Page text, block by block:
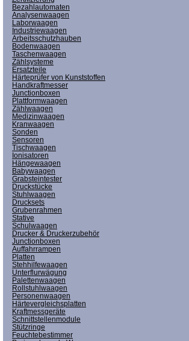
Bezahlautomaten
Analysenwaagen
Laborwaagen
Industriewaagen
Arbeitsschutzhauben
Bodenwaagen
Taschenwaagen
Zählsysteme
Ersatzteile
Härteprüfer von Kunststoffen
Handkraftmesser
Junctionboxen
Plattformwaagen
Zählwaagen
Medizinwaagen
Kranwaagen
Sonden
Sensoren
Tischwaagen
Ionisatoren
Hängewaagen
Babywaagen
Grabsteintester
Druckstücke
Stuhlwaagen
Drucksets
Grubenrahmen
Stative
Schulwaagen
Drucker & Druckerzubehör
Junctionboxen
Auffahrrampen
Platten
Stehhilfewaagen
Unterflurwägung
Palettenwaagen
Rollstuhlwaagen
Personenwaagen
Härtevergleichsplatten
Kraftmessgeräte
Schnittstellenmodule
Stützringe
Feuchtebestimmer